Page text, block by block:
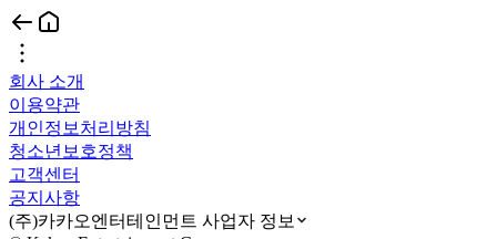
회사 소개
이용약관
개인정보처리방침
청소년보호정책
고객센터
공지사항
(주)카카오엔터테인먼트 사업자 정보